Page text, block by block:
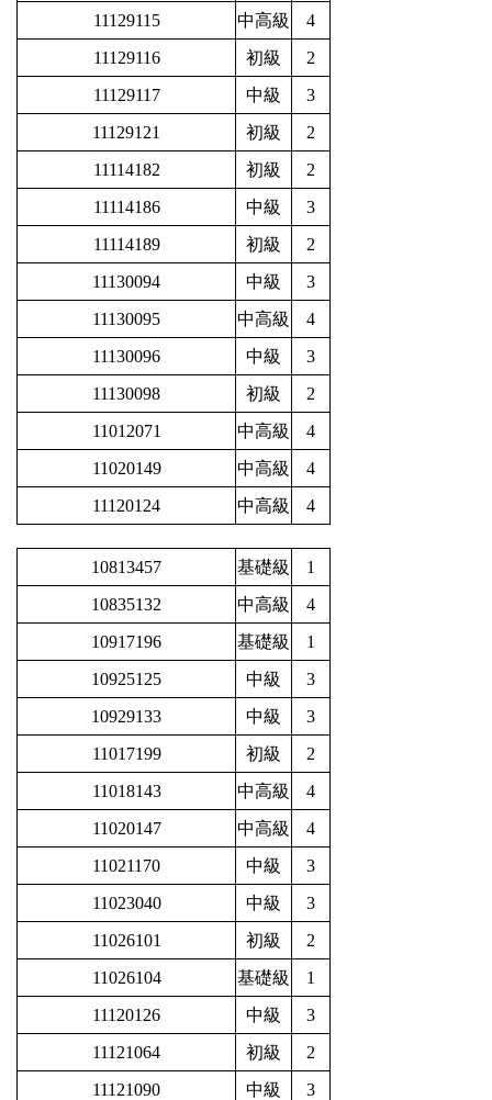
11129115
中高級
4
11129116
初級
2
11129117
中級
3
11129121
初級
2
11114182
初級
2
11114186
中級
3
11114189
初級
2
11130094
中級
3
11130095
中高級
4
11130096
中級
3
11130098
初級
2
11012071
中高級
4
11020149
中高級
4
11120124
中高級 4
10813457 基礎級
1
10835132
中高級
4
10917196
基礎級
1
10925125
中級
3
10929133
中級
3
11017199
初級
2
11018143
中高級
4
11020147
中高級
4
11021170
中級
3
11023040
中級
3
11026101
初級
2
11026104
基礎級
1
11120126
中級
3
11121064
初級
2
11121090
中級
3